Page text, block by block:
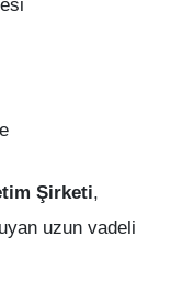
Şirketi,
uzun vadeli